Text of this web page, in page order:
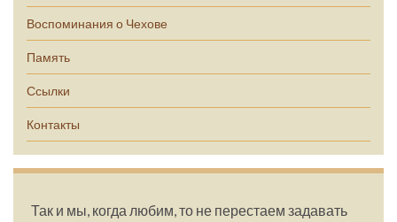
Воспоминания о Чехове
Память
Ссылки
Контакты
Так и мы, когда любим, то не перестаем задавать